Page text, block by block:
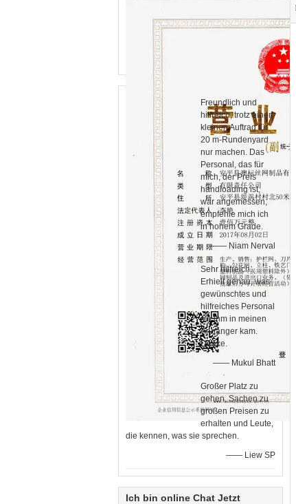
Freundlich und
hilfreich, trotz einen
kleinen Auftrag für
20 m-Rundenyard
nur machen. Das
Personal, das für
mich, der Preis
handloading ist,
war angemessen,
empfehle mich ich
in hohem Grade.
—— Niam Nerval
Sehr hilfreich.
Erhielt genau, was
gewünschtes und
hilfreiches Personal
ich ihm in meinen
Anhänger kam.
Danke.
—— Mukul Bhatt
Großer Platz zu
gehen, Sachen zu
großen Preisen zu
erhalten und Leute,
die kennen, was sie sprechen.
—— Liew SP
Ich bin online Chat Jetzt